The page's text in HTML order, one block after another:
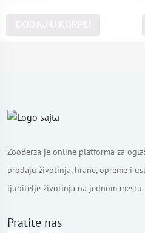
ZooBerza je online platforma za
prodaju životinja, hrane, opreme i
ljubitelje životinja na jednom mestu.
Pratite nas